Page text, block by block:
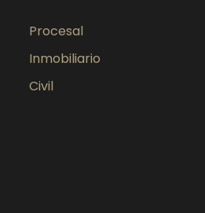
Procesal
Inmobiliario
Civil